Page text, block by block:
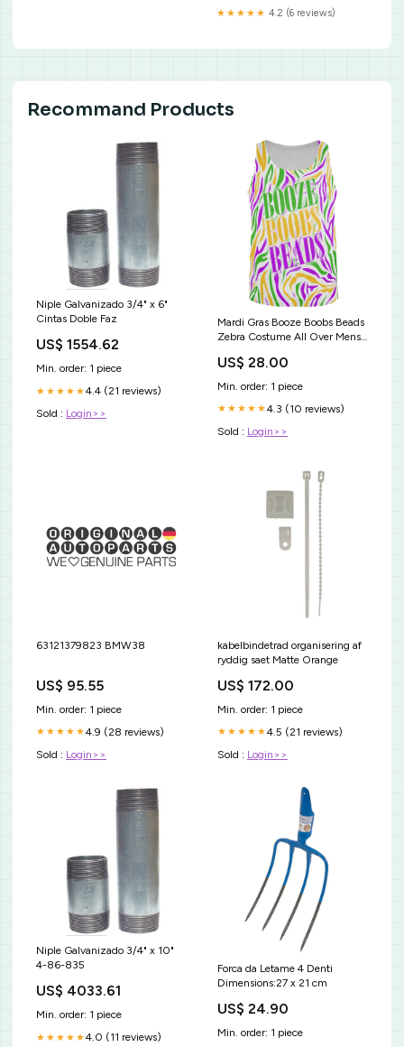
★★★★★ 4.2 (6 reviews)
Recommand Products
Niple Galvanizado 3/4" x 6"
Cintas Doble Faz
US$ 1554.62
Min. order: 1 piece
★★★★★4.4 (21 reviews)
Sold : Login>>
Mardi Gras Booze Boobs Beads
Zebra Costume All Over Mens
US$ 28.00
Min. order: 1 piece
★★★★★4.3 (10 reviews)
Sold : Login>>
63121379823 BMW38
US$ 95.55
Min. order: 1 piece
★★★★★4.9 (28 reviews)
Sold : Login>>
kabelbindetrad organisering af
ryddig saet Matte Orange
US$ 172.00
Min. order: 1 piece
★★★★★4.5 (21 reviews)
Sold : Login>>
Niple Galvanizado 3/4" x 10"
4-86-835
US$ 4033.61
Min. order: 1 piece
★★★★★4.0 (11 reviews)
Forca da Letame 4 Denti
Dimensions:27 x 21 cm
US$ 24.90
Min. order: 1 piece